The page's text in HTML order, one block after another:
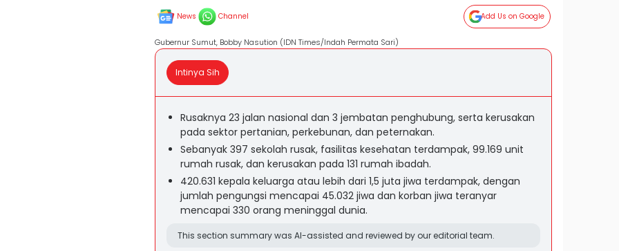
News Channel Add Us on Google
Gubernur Sumut, Bobby Nasution (IDN Times/Indah Permata Sari)
Intinya Sih
Rusaknya 23 jalan nasional dan 3 jembatan penghubung, serta kerusakan
pada sektor pertanian, perkebunan, dan peternakan.
Sebanyak 397 sekolah rusak, fasilitas kesehatan terdampak, 99.169 unit
rumah rusak, dan kerusakan pada 131 rumah ibadah.
420.631 kepala keluarga atau lebih dari 1,5 juta jiwa terdampak, dengan
jumlah pengungsi mencapai 45.032 jiwa dan korban jiwa teranyar
mencapai 330 orang meninggal dunia.
This section summary was AI-assisted and reviewed by our editorial team.